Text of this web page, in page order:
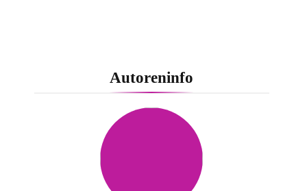
Autoreninfo